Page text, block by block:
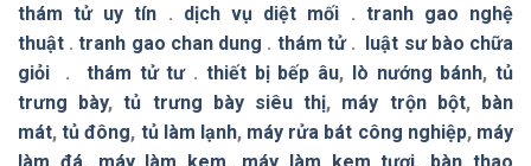
thám tử uy tín . dịch vụ diệt mối . tranh gao nghệ
thuật .tranh gao chan dung . thám tử. luật sư bào chữa
giỏi . thám tử tư. thiết bị bếp âu, lò nướng bánh,tủ
trưng bày,tủ trưng bày siêu thị, máy trộn bột, bàn
mát,tủ đông, tủ làm lạnh, máy rửa bát công nghiệp, máy